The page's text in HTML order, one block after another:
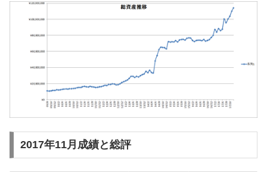
2017年11月成績と総評